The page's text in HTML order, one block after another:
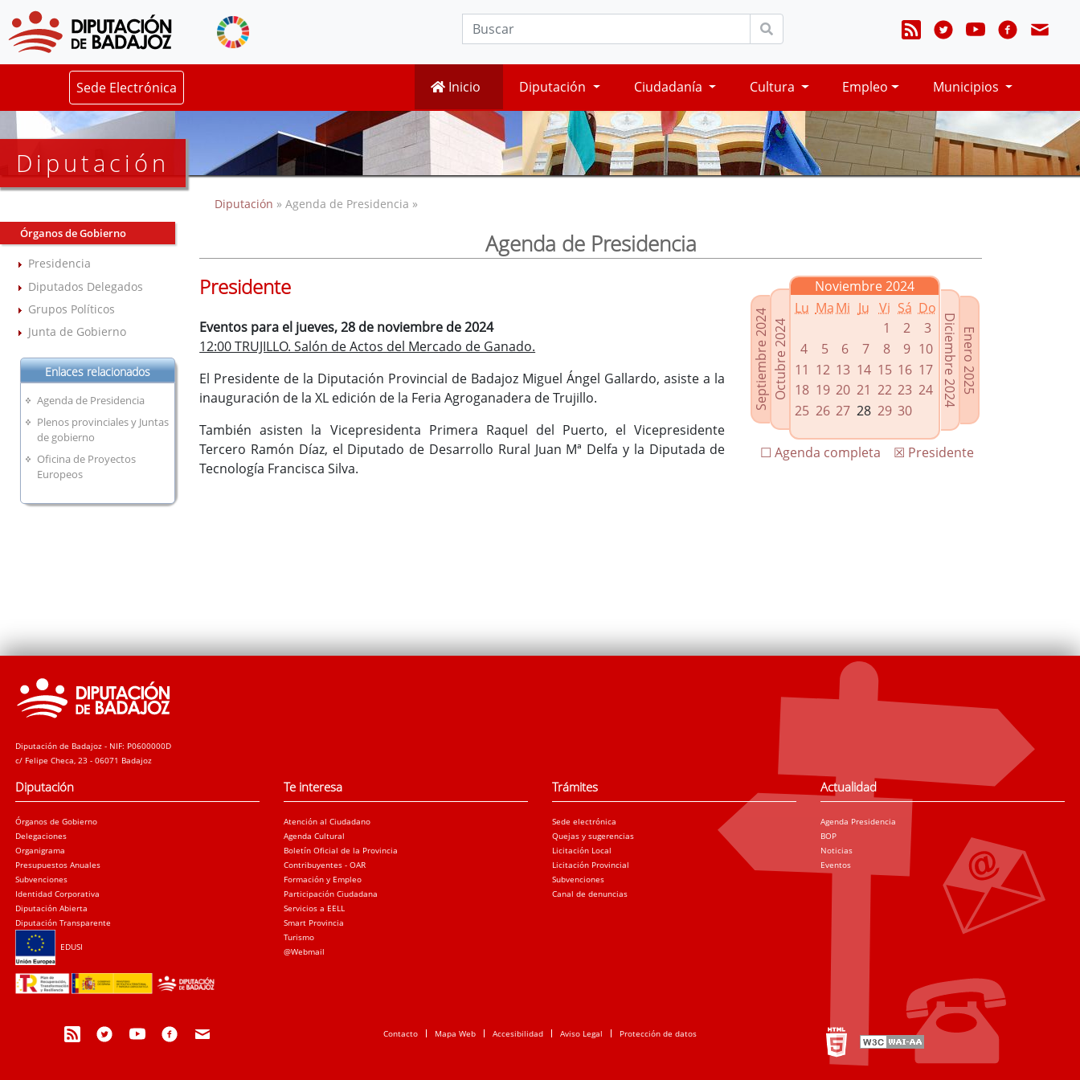
Sede Electrónica Inicio Diputación Ciudadanía Cultura Empleo Municipios
Diputación
Órganos de Gobierno
Presidencia
Diputados Delegados
Grupos Políticos
Junta de Gobierno
Enlaces relacionados
Agenda de Presidencia
Plenos provinciales y Juntas
de gobierno
Oficina de Proyectos
Europeos
Diputación » Agenda de Presidencia »
Agenda de Presidencia
Septiembre 2024Octubre 2024
Noviembre 2024
Lu MaMi Ju Vi Sá Do
1
2
3
4
5 6 7 8 9 10
11 12 13 14 15 16 17
18 19 20 21 22 23 24
25 26 27 28 29 30
Enero 2025
Diciembre 2024
☒ Presidente
☐ Agenda completa
Presidente
Eventos para el jueves, 28 de noviembre de 2024
12:00 TRUJILLO. Salón de Actos del Mercado de Ganado.
El Presidente de la Diputación Provincial de Badajoz Miguel Ángel Gallardo, asiste a la
inauguración de la XL edición de la Feria Agroganadera de Trujillo.
También asisten la Vicepresidenta Primera Raquel del Puerto, el Vicepresidente
Tercero Ramón Díaz, el Diputado de Desarrollo Rural Juan Mª Delfa y la Diputada de
Tecnología Francisca Silva.
Diputación de Badajoz - NIF: P0600000D
c/ Felipe Checa, 23 - 06071 Badajoz
Diputación
Órganos de Gobierno
Delegaciones
Organigrama
Presupuestos Anuales
Subvenciones
Identidad Corporativa
Diputación Abierta
Diputación Transparente
EDUSI
Te interesa
Atención al Ciudadano
Agenda Cultural
Boletín Oficial de la Provincia
Contribuyentes - OAR
Formación y Empleo
Participación Ciudadana
Servicios a EELL
Smart Provincia
Turismo
@Webmail
Trámites
Sede electrónica
Quejas y sugerencias
Licitación Local
Licitación Provincial
Subvenciones
Canal de denuncias
Actualidad
Agenda Presidencia
BOP
Noticias
Eventos
Contacto Mapa Web Accesibilidad Aviso Legal Protección de datos